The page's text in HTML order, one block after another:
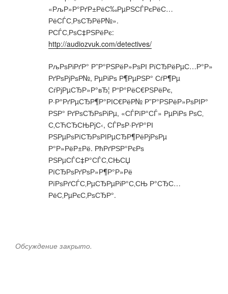
«РљР»Р°РґР±РёС‰РµРЅСЃРєРёС…
РёСЃС‚РѕСЂРёР№».
РСЃС‚РѕС‡РЅРёРє:
http://audiozvuk.com/detectives/
РљРѕРіРґР° Р”Р°РЅРёР»РѕРІ РїСЂРёРµС…Р°Р»
РґРѕРјРѕР№, РµРіРѕ Р¶РµРЅР° СѓР¶Рµ
СѓРјРµСЂР»Р°вЂ¦ Р“Р°РёС€РЅРёРє,
Р·Р°РґРµСЂР¶Р°РІС€РёР№ Р”Р°РЅРёР»РѕРІР°
РЅР° РґРѕСЂРѕРіРµ, «СЃРїР°СЃ» РµРіРѕ РѕС‚
С‚СЋСЂСЊРјС‹, СЃРѕР·РґР°РІ
РЅРµРѕРїСЂРѕРІРµСЂР¶РёРјРѕРµ
Р°Р»РёР±Рё. РћРґРЅР°РєРѕ
РЅРµСЃС‡Р°СЃС‚СЊСЏ
РїСЂРѕРґРѕР»Р¶Р°Р»Рё
РїРѕРґСЃС‚РµСЂРµРіР°С‚СЊ Р°СЂС…
РёС‚РµРєС‚РѕСЂР°.
Обсуждение закрыто.